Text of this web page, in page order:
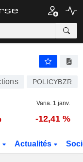
POLICYBZR
Varia. 1 janv.
-12,41 %
Actualités